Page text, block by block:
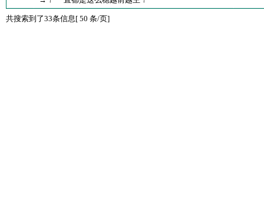
共搜索到了33条信息[ 50 条/页]